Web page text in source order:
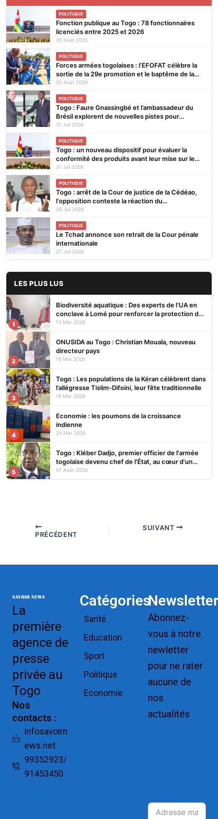
POLITIQUE
Fonction publique au Togo : 78 fonctionnaires
licenciés entre 2025 et 2026
05 Août 2026
POLITIQUE
Forces armées togolaises : l’EFOFAT célèbre la
sortie de la 29e promotion et le baptême de la
30e
02 Août 2026
POLITIQUE
Togo : Faure Gnassingbé et l’ambassadeur du
Brésil explorent de nouvelles pistes pour
renforcer la coopération bilatérale
31 Juil 2026
POLITIQUE
Togo : un nouveau dispositif pour évaluer la
conformité des produits avant leur mise sur le
marché
31 Juil 2026
POLITIQUE
Togo : arrêt de la Cour de justice de la Cédéao,
l'opposition conteste la réaction du
gouvernement
29 Juil 2026
POLITIQUE
Le Tchad annonce son retrait de la Cour pénale
internationale
27 Juil 2026
LES PLUS LUS
1
Biodiversité aquatique : Des experts de l’UA en
conclave à Lomé pour renforcer la protection des
écosystèmes
13 Mar 2026
2
ONUSIDA au Togo : Christian Mouala, nouveau
directeur pays
16 Mar 2026
3
Togo : Les populations de la Kéran célèbrent dans
l’allégresse Tislim-Difoini, leur fête traditionnelle
16 Mar 2026
4
Economie : les poumons de la croissance
indienne
24 Mar 2026
5
Togo : Kléber Dadjo, premier officier de l'armée
togolaise devenu chef de l'État, au cœur d'un
ouvrage
07 Août 2026
PRÉCÉDENT
SUIVANT
La
première
agence de
presse
privée au
Togo
Nos
contacts :
infosavoirn
ews.net
99352923/
91453450
Catégories
Santé
Education
Sport
Politique
Economie
Newsletter
Abonnez-
vous à notre
newletter
pour ne rater
aucune de
nos
actualités